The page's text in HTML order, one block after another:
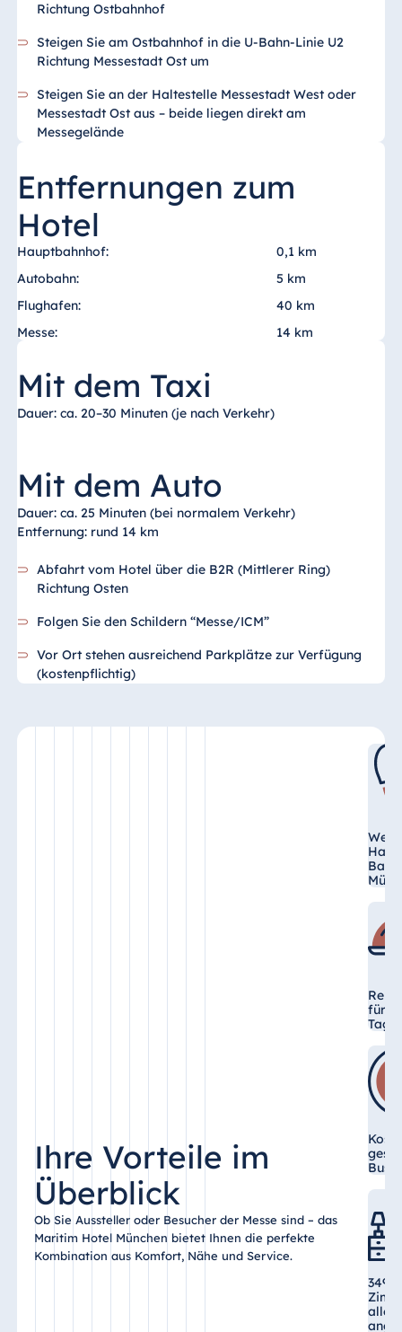
Richtung Ostbahnhof
Steigen Sie am Ostbahnhof in die U-Bahn-Linie U2
Richtung Messestadt Ost um
Steigen Sie an der Haltestelle Messestadt West oder
Messestadt Ost aus – beide liegen direkt am
Messegelände
Entfernungen zum
Hotel
Hauptbahnhof:
0,1 km
Autobahn:
5 km
Flughafen:
40 km
Messe:
14 km
Mit dem Taxi
Dauer: ca. 20–30 Minuten (je nach Verkehr)
Mit dem Auto
Dauer: ca. 25 Minuten (bei normalem Verkehr)
Entfernung: rund 14 km
Abfahrt vom Hotel über die B2R (Mittlerer Ring)
Richtung Osten
Folgen Sie den Schildern “Messe/ICM”
Vor Ort stehen ausreichend Parkplätze zur Verfügung
(kostenpflichtig)
Ihre Vorteile im
Überblick
Ob Sie Aussteller oder Besucher der Messe sind – das
Maritim Hotel München bietet Ihnen die perfekte
Kombination aus Komfort, Nähe und Service.
für
Tag
349